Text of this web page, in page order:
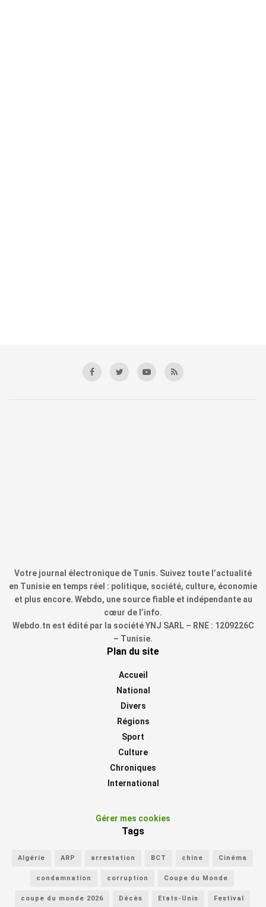
Votre journal électronique de Tunis. Suivez toute l’actualité
en Tunisie en temps réel : politique, société, culture, économie
et plus encore. Webdo, une source fiable et indépendante au
cœur de l’info.
Webdo.tn est édité par la société YNJ SARL – RNE : 1209226C
– Tunisie.
Plan du site
Accueil
National
Divers
Régions
Sport
Culture
Chroniques
International
Gérer mes cookies
Tags
Algérie ARP arrestation BCT chine Cinéma
condamnation corruption Coupe du Monde
coupe du monde 2026 Décès Etats-Unis Festival